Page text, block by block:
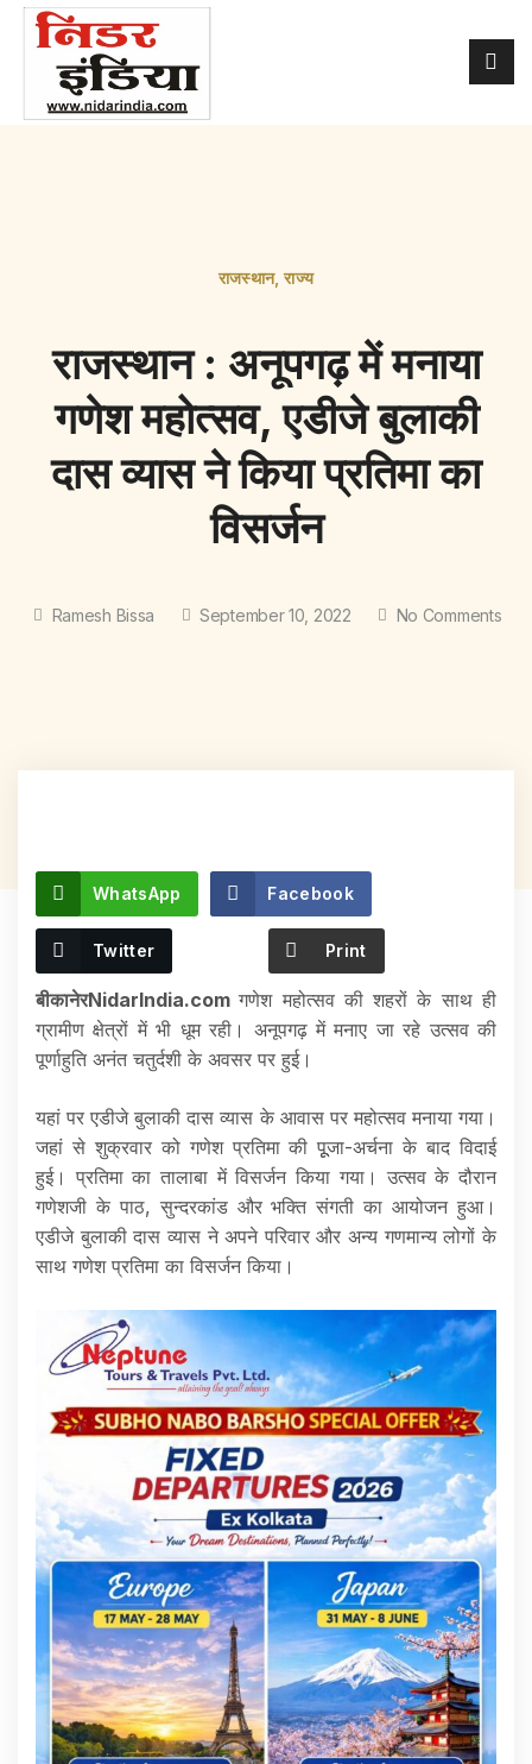
राजस्थान,राज्य
राजस्थान : अनूपगढ़ में मनाया
गणेश महोत्सव, एडीजे बुलाकी
दास व्यास ने किया प्रतिमा का
विसर्जन
Ramesh Bissa September 10, 2022 No Comments
WhatsApp Facebook
Twitter Print
बीकानेरNidarIndia.comगणेश महोत्सव की शहरों के साथ ही
ग्रामीण क्षेत्रों में भी धूम रही। अनूपगढ़ में मनाए जा रहे उत्सव की
पूर्णाहुति अनंत चतुर्दशी के अवसर पर हुई।
यहां पर एडीजे बुलाकी दास व्यास के आवास पर महोत्सव मनाया गया।
जहां से शुक्रवार को गणेश प्रतिमा की पूूजा-अर्चना के बाद विदाई
हुई। प्रतिमा का तालाबा में विसर्जन किया गया। उत्सव के दौरान
गणेशजी के पाठ, सुन्दरकांड और भक्ति संगती का आयोजन हुआ।
एडीजे बुलाकी दास व्यास ने अपने परिवार और अन्य गणमान्य लोगों के
साथ गणेश प्रतिमा का विसर्जन किया।